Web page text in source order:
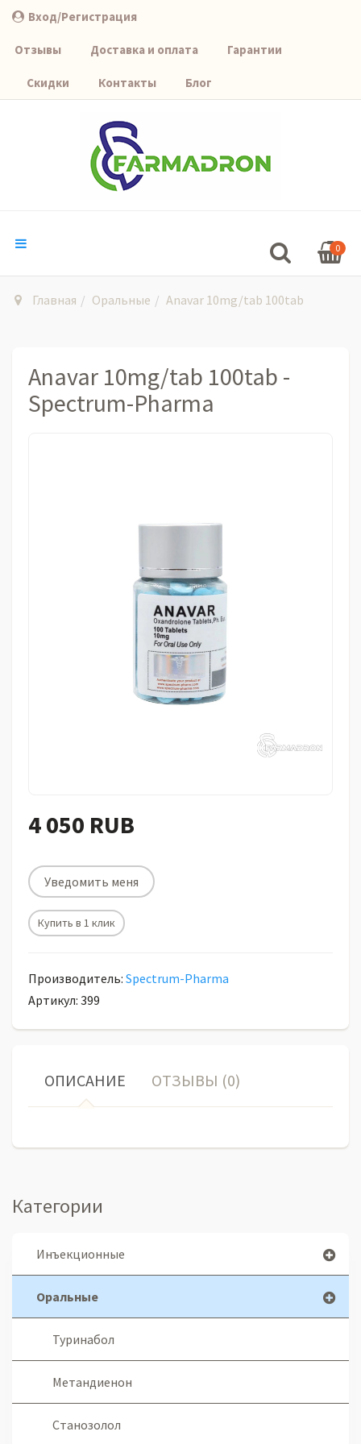
Вход/Регистрация
Отзывы Доставка и оплата Гарантии
Скидки Контакты Блог
0
Главная Оральные Anavar 10mg/tab 100tab
Anavar 10mg/tab 100tab -
Spectrum-Pharma
4 050 RUB
Уведомить меня
Купить в 1 клик
Производитель: Spectrum-Pharma
Артикул: 399
ОПИСАНИЕ ОТЗЫВЫ (0)
Категории
Инъекционные
Оральные
Туринабол
Метандиенон
Станозолол